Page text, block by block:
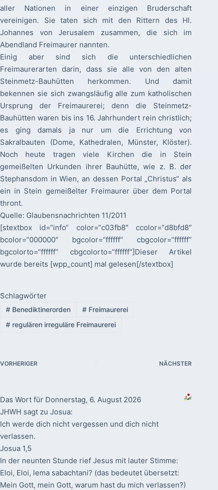
aller Nationen in einer einzigen Bruderschaft
vereinigen. Sie taten sich mit den Rittern des Hl.
Johannes von Jerusalem zusammen, die sich im
Abendland Freimaurer nannten.
Einig aber sind sich die unterschiedlichen
Freimaurerarten darin, dass sie alle von den alten
Steinmetz-Bauhütten herkommen. Und damit
bekennen sie sich zwangsläufig alle zum katholischen
Ursprung der Freimaurerei; denn die Steinmetz-
Bauhütten waren bis ins 16. Jahrhundert rein christlich;
es ging damals ja nur um die Errichtung von
Sakralbauten (Dome, Kathedralen, Münster, Klöster).
Noch heute tragen viele Kirchen die in Stein
gemeißelten Urkunden ihrer Bauhütte, wie z. B. der
Stephansdom in Wien, an dessen Portal „Christus“ als
ein in Stein gemeißelter Freimaurer über dem Portal
thront.
Quelle: Glaubensnachrichten 11/2011
[stextbox id=“info“ color=“c03fb8″ ccolor=“d8bfd8″
bcolor=“000000″ bgcolor=“ffffff“ cbgcolor=“ffffff“
bgcolorto=“ffffff“ cbgcolorto=“ffffff“]Dieser Artikel
wurde bereits [wpp_count] mal gelesen[/stextbox]
Schlagwörter
#Benediktinerorden #Freimaurerei
#regulären irreguläre Freimaurerei
VORHERIGER NÄCHSTER
Das Wort für Donnerstag, 6. August 2026
JHWH sagt zu Josua:
Ich werde dich nicht vergessen und dich nicht
verlassen.
Josua 1,5
In der neunten Stunde rief Jesus mit lauter Stimme:
Eloi, Eloi, lema sabachtani? (das bedeutet übersetzt:
Mein Gott, mein Gott, warum hast du mich verlassen?)